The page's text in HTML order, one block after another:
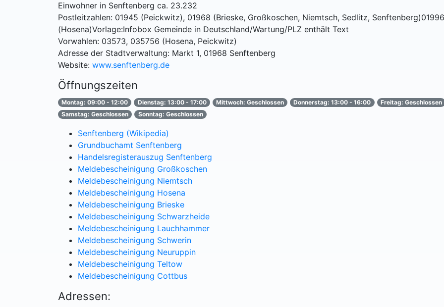
Einwohner in Senftenberg ca. 23.232
Postleitzahlen: 01945 (Peickwitz), 01968 (Brieske, Großkoschen, Niemtsch, Sedlitz, Senftenberg)01996
(Hosena)Vorlage:Infobox Gemeinde in Deutschland/Wartung/PLZ enthält Text
Vorwahlen: 03573, 035756 (Hosena, Peickwitz)
Adresse der Stadtverwaltung: Markt 1, 01968 Senftenberg
Website: www.senftenberg.de
Öffnungszeiten
Montag: 09:00 - 12:00 Dienstag: 13:00 - 17:00 Mittwoch: Geschlossen Donnerstag: 13:00 - 16:00
Freitag: Geschlossen
Samstag: Geschlossen
Sonntag: Geschlossen
Senftenberg (Wikipedia)
Grundbuchamt Senftenberg
Handelsregisterauszug Senftenberg
Meldebescheinigung Großkoschen
Meldebescheinigung Niemtsch
Meldebescheinigung Hosena
Meldebescheinigung Brieske
Meldebescheinigung Schwarzheide
Meldebescheinigung Lauchhammer
Meldebescheinigung Schwerin
Meldebescheinigung Neuruppin
Meldebescheinigung Teltow
Meldebescheinigung Cottbus
Adressen: